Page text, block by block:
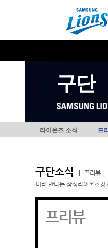
구단
라이온즈 소식 프
구단소식
프리뷰
미리 만나는 삼성라이온즈경
프리뷰